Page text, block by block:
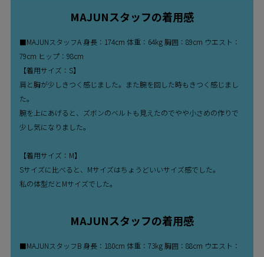
MAJUNスタッフの着用感
■MAJUNスタッフA 身長：174cm 体重：64kg 胸囲：89cm ウエスト：
79cm ヒップ：98cm
【着用サイズ：S】
肩と胸が少しきつく感じました。また腕を回した時もきつく感じまし
た。
腕を上にあげると、ズボンのベルトも見えたのでやや小さめの作りで
少し気になりました。
【着用サイズ：M】
Sサイズに比べると、Mサイズはちょうどいいサイズ感でした。
私の体型だとMサイズでした。
MAJUNスタッフの着用感
■MAJUNスタッフB 身長：180cm 体重：73kg 胸囲：88cm ウエスト：